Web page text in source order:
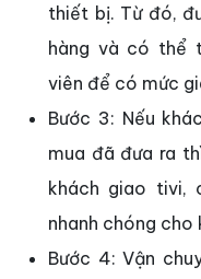
thiết bị. Từ đó,
hàng và có thể
viên để có mức
Bước 3: Nếu
mua đã đưa ra
khách giao tivi,
nhanh chóng cho
Bước 4: Vận